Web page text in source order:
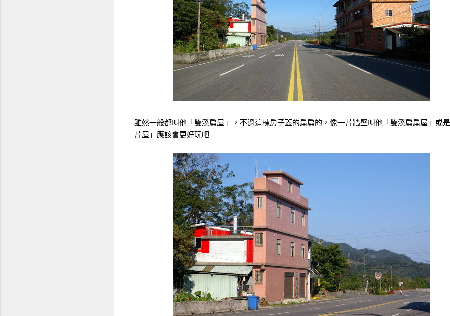
雖然一般都叫他「雙溪扁屋」，不過這棟房子蓋的扁扁的，像一片牆壁叫他「雙溪扁扁屋」或
片屋」應該會更好玩吧